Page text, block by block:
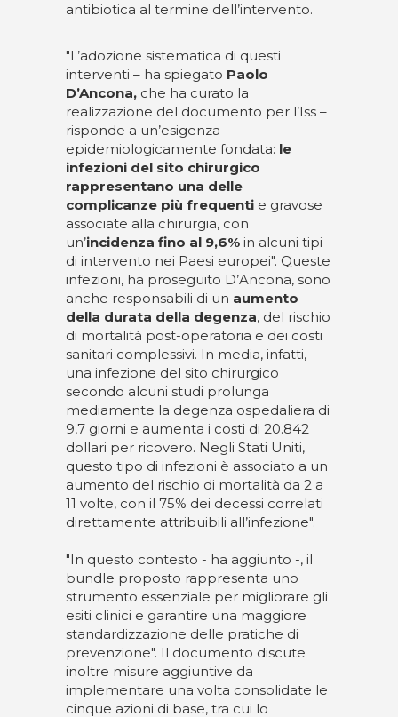
antibiotica al termine dell’intervento.
"L’adozione sistematica di questi
interventi – ha spiegato Paolo
D’Ancona, che ha curato la
realizzazione del documento per l’Iss –
risponde a un’esigenza
epidemiologicamente fondata: le
infezioni del sito chirurgico
rappresentano una delle
complicanze più frequenti e gravose
associate alla chirurgia, con
un’incidenza fino al 9,6% in alcuni tipi
di intervento nei Paesi europei". Queste
infezioni, ha proseguito D’Ancona, sono
anche responsabili di un aumento
della durata della degenza, del rischio
di mortalità post-operatoria e dei costi
sanitari complessivi. In media, infatti,
una infezione del sito chirurgico
secondo alcuni studi prolunga
mediamente la degenza ospedaliera di
9,7 giorni e aumenta i costi di 20.842
dollari per ricovero. Negli Stati Uniti,
questo tipo di infezioni è associato a un
aumento del rischio di mortalità da 2 a
11 volte, con il 75% dei decessi correlati
direttamente attribuibili all’infezione".
"In questo contesto - ha aggiunto -, il
bundle proposto rappresenta uno
strumento essenziale per migliorare gli
esiti clinici e garantire una maggiore
standardizzazione delle pratiche di
prevenzione". Il documento discute
inoltre misure aggiuntive da
implementare una volta consolidate le
cinque azioni di base, tra cui lo